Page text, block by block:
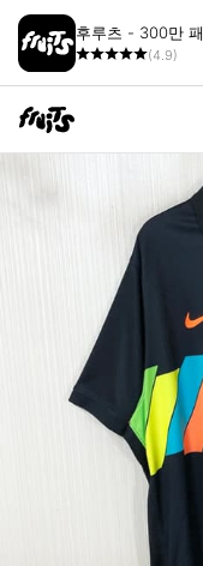
후루츠 - 300만
(4.9)